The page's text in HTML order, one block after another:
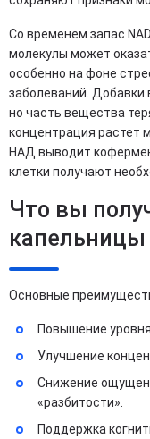
Со временем запас
молекулы может
особенно на фоне
заболеваний.
но часть вещества
концентрация растет
НАД выводит
клетки получают
Что вы
капельницы
Основные
Повышение
Улучшение
Снижение
«разбитости».
Поддержка